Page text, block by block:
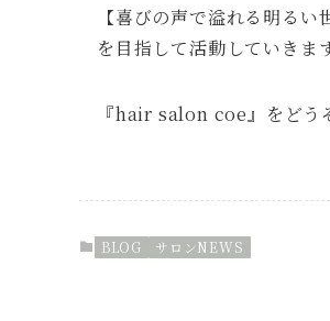
【喜びの声で溢れる明るい
を目指して活動していきます
『hair salon coe』をどう
BLOG サロンNEWS